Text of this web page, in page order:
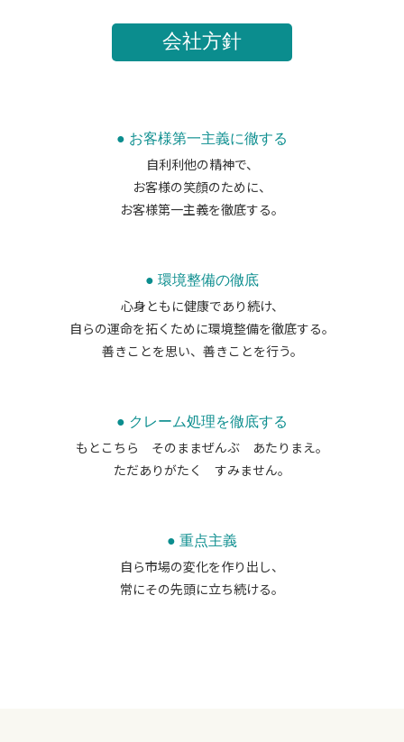
会社方針
● お客様第一主義に徹する
自利利他の精神で、
お客様の笑顔のために、
お客様第一主義を徹底する。
● 環境整備の徹底
心身ともに健康であり続け、
自らの運命を拓くために環境整備を徹底する。
善きことを思い、善きことを行う。
● クレーム処理を徹底する
もとこちら そのままぜんぶ あたりまえ。
ただありがたく すみません。
● 重点主義
自ら市場の変化を作り出し、
常にその先頭に立ち続ける。